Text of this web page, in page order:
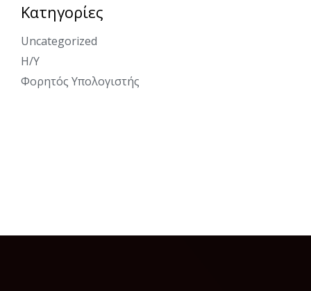
Κατηγορίες
Uncategorized
Η/Υ
Φορητός Υπολογιστής